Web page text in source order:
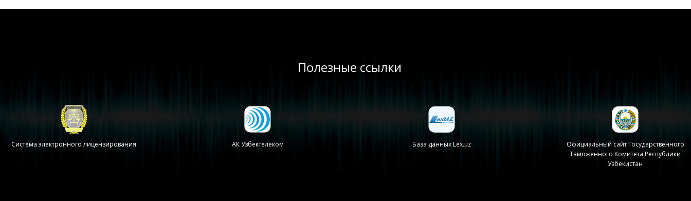
Полезные ссылки
Система электронного лицензирования АК Узбектелеком База данных Lex.uz
Официальный сайт Государственного
Таможенного Комитета Республики
Узбекистан